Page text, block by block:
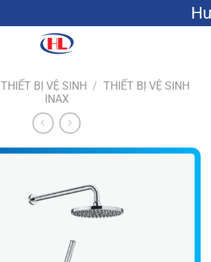
Hưng Lộc:
THIẾT BỊ VỆ SINH / THIẾT BỊ VỆ SINH
INAX